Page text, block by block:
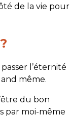
de la vie pour
l’éternité
même.
du bon
par moi-même